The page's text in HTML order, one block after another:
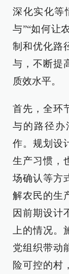
深化实化等
与”“如何让
制和优化路
与，不断提
质效水平。
首先，全环
与的路径办
作。规划设
生产习惯，
场确认等方
解农民的生
因前期设计
上的情况
党组织带动
险可控的村